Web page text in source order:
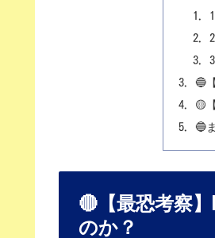
🔵
🟡
🔵
🔴【最恐考察
のか？